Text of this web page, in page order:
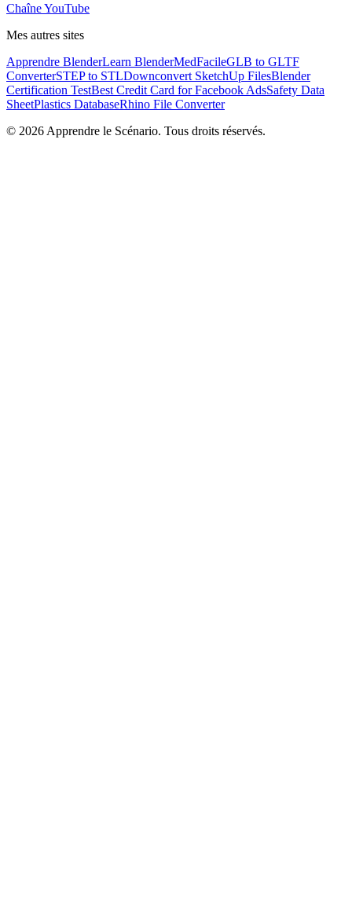
Chaîne YouTube
Mes autres sites
Apprendre BlenderLearn BlenderMedFacileGLB to GLTF
ConverterSTEP to STLDownconvert SketchUp FilesBlender
Certification TestBest Credit Card for Facebook AdsSafety Data
SheetPlastics DatabaseRhino File Converter
© 2026 Apprendre le Scénario. Tous droits réservés.